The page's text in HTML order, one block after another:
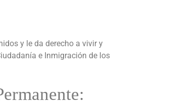
y le da derecho a vivir y
e Inmigración de los